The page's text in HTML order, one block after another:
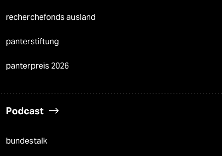
recherchefonds ausland
panterstiftung
panterpreis 2026
Podcast
bundestalk